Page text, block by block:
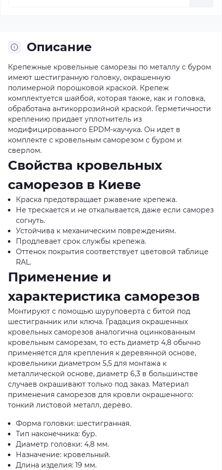
Описание
Крепежные кровельные саморезы по металлу с буром
имеют шестигранную головку, окрашенную
полимерной порошковой краской. Крепеж
комплектуется шайбой, которая также, как и головка,
обработана антикоррозийной краской. Герметичности
креплению придает уплотнитель из
модифицированного EPDM-каучука. Он идет в
комплекте с кровельным саморезом с буром и
сверлом.
Свойства кровельных
саморезов в Киеве
Краска предотвращает ржавение крепежа.
Не трескается и не откалывается, даже если саморез
согнуть.
Устойчива к механическим повреждениям.
Продлевает срок службы крепежа.
Оттенок покрытия соответствует цветовой таблице
RAL.
Применение и
характеристика саморезов
Монтируют с помощью шуруповерта с битой под
шестигранник или ключа. Градация окрашенных
кровельных саморезов аналогична оцинкованным
кровельным саморезам, то есть диаметр 4,8 обычно
применяется для крепления к деревянной основе,
кровельники диаметром 5,5 для монтажа к
металлической основе, диаметр 6,3 в большинстве
случаев окрашивают только под заказ. Материал
применения саморезов для кровли окрашенного:
тонкий листовой металл, дерево.
Форма головки: шестигранная.
Тип наконечника: бур.
Диаметр головки: 4,8 мм.
Назначение: кровельный.
Длина изделия: 19 мм.